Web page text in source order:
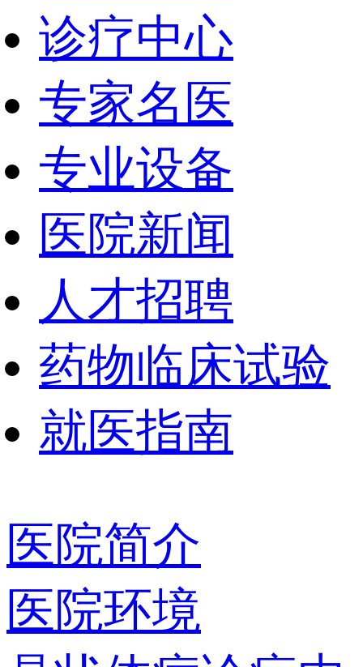
诊疗中心
专家名医
专业设备
医院新闻
人才招聘
药物临床试验
就医指南
医院简介
医院环境